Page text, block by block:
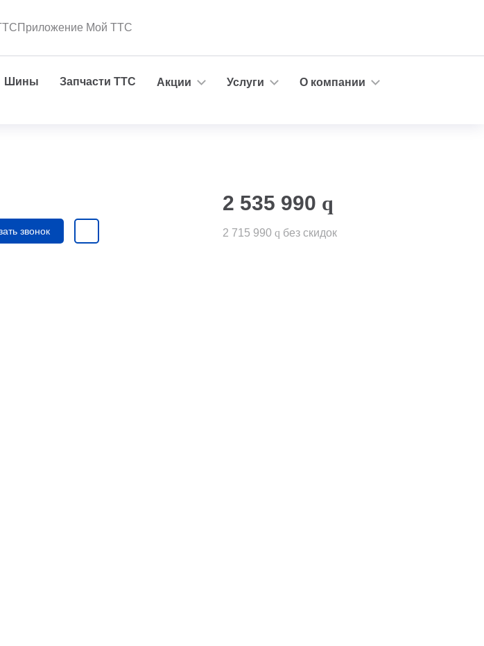
Приложение Мой ТТС
Шины Запчасти ТТС Акции Услуги
О компании
звонок
2 535 990 q
2 715 990 q без скидок